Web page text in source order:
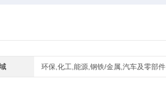
环保,化工,能源,钢铁/金属,汽车及零部件